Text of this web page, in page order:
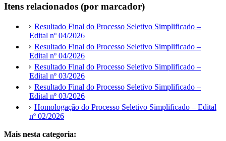
Itens relacionados (por marcador)
Resultado Final do Processo Seletivo Simplificado –
Edital nº 04/2026
Resultado Final do Processo Seletivo Simplificado –
Edital nº 04/2026
Resultado Final do Processo Seletivo Simplificado –
Edital nº 03/2026
Resultado Final do Processo Seletivo Simplificado –
Edital nº 03/2026
Homologação do Processo Seletivo Simplificado – Edital
nº 02/2026
Mais nesta categoria: